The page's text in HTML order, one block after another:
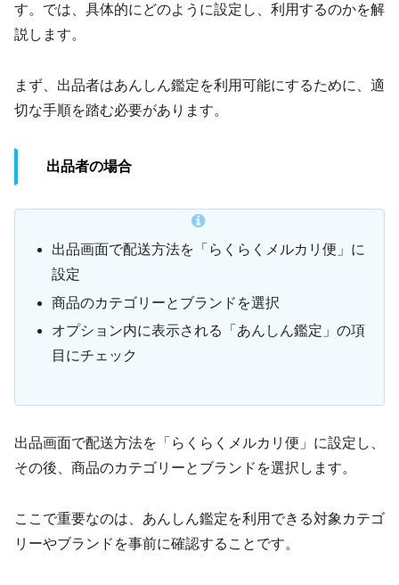
す。では、具体的にどのように設定し、利用するのかを解
説します。
まず、出品者はあんしん鑑定を利用可能にするために、適
切な手順を踏む必要があります。
出品者の場合
出品画面で配送方法を「らくらくメルカリ便」に
設定
商品のカテゴリーとブランドを選択
オプション内に表示される「あんしん鑑定」の項
目にチェック
出品画面で配送方法を「らくらくメルカリ便」に設定し、
その後、商品のカテゴリーとブランドを選択します。
ここで重要なのは、あんしん鑑定を利用できる対象カテゴ
リーやブランドを事前に確認することです。